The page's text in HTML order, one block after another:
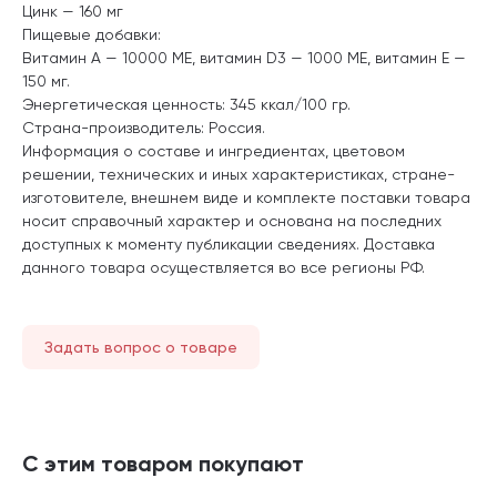
Цинк — 160 мг
Пищевые добавки:
Витамин А — 10000 МЕ, витамин D3 — 1000 МЕ, витамин Е —
150 мг.
Энергетическая ценность: 345 ккал/100 гр.
Страна-производитель: Россия.
Информация о составе и ингредиентах, цветовом
решении, технических и иных характеристиках, стране-
изготовителе, внешнем виде и комплекте поставки товара
носит справочный характер и основана на последних
доступных к моменту публикации сведениях. Доставка
данного товара осуществляется во все регионы РФ.
Задать вопрос о товаре
С этим товаром покупают